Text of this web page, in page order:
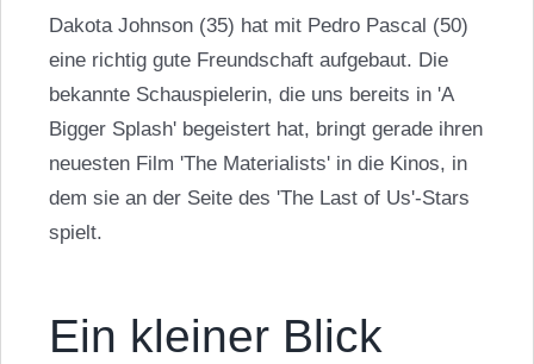
Dakota Johnson (35) hat mit Pedro Pascal (50)
eine richtig gute Freundschaft aufgebaut. Die
bekannte Schauspielerin, die uns bereits in 'A
Bigger Splash' begeistert hat, bringt gerade ihren
neuesten Film 'The Materialists' in die Kinos, in
dem sie an der Seite des 'The Last of Us'-Stars
spielt.
Ein kleiner Blick